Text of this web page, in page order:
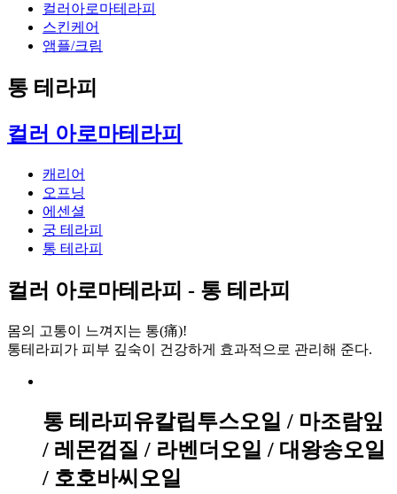
컬러아로마테라피
스킨케어
앰플/크림
통 테라피
컬러 아로마테라피
캐리어
오프닝
에센셜
궁 테라피
통 테라피
컬러 아로마테라피 - 통 테라피
몸의 고통이 느껴지는 통(痛)!
통테라피가 피부 깊숙이 건강하게 효과적으로 관리해 준다.
통 테라피 유칼립투스오일 / 마조람잎
/ 레몬껍질 / 라벤더오일 / 대왕송오일
/ 호호바씨오일